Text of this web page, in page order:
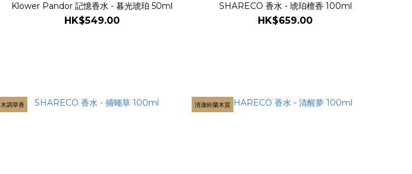
Klower Pandor 記憶香水 - 暮光琥珀 50ml
HK$549.00
SHARECO 香水 - 琥珀檀香 100ml
HK$659.00
木調草香 清澈鈴蘭木質